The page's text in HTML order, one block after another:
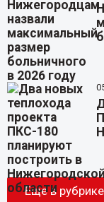
Еще в рубрике